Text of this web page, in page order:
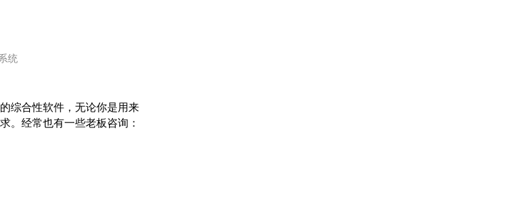
统
综合性软件，无论你是用来
。经常也有一些老板咨询：